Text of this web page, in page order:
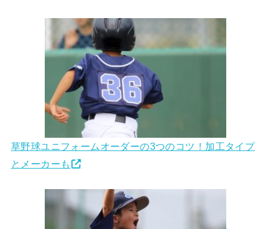
草野球ユニフォームオーダーの3つのコツ！加工タイプ
とメーカーも